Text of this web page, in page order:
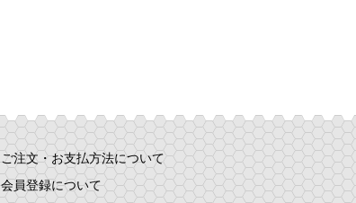
ご注文・お支払方法について
会員登録について